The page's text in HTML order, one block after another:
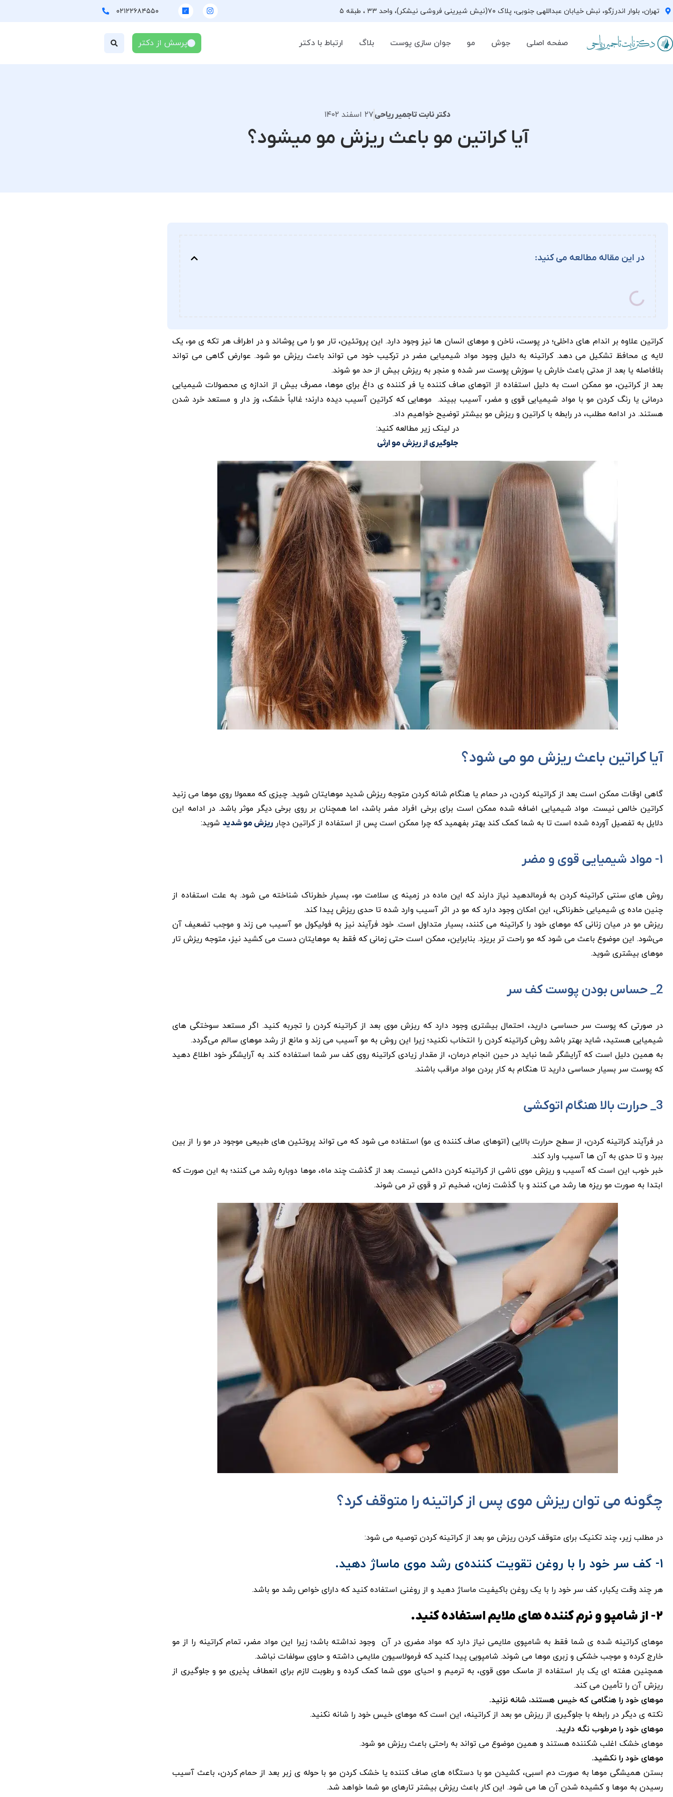
تهران، بلوار اندرزگو، نبش خیابان عبداللهی جنوبی، پلاک ۷۰(نیش شیرینی فروشی نیشکر)، واحد ۳۳ ، طبقه ۵ ۰۲۱۲۲۶۸۴۵۵۰
صفحه اصلی جوش مو جوان سازی پوست بلاگ ارتباط با دکتر پرسش از دکتر
دکتر نابت تاجمیر ریاحی۲۷ اسفند ۱۴۰۲
آیا کراتین مو باعث ریزش مو میشود؟
در این مقاله مطالعه می کنید:
کراتین علاوه بر اندام های داخلی؛ در پوست، ناخن و موهای انسان ها نیز وجود دارد. این پروتئین، تار مو را می پوشاند و در اطراف هر تکه ی مو، یک
لایه ی محافظ تشکیل می دهد. کراتینه به دلیل وجود مواد شیمیایی مضر در ترکیب خود می تواند باعث ریزش مو شود. عوارض گاهی می تواند
بلافاصله یا بعد از مدتی باعث خارش یا سوزش پوست سر شده و منجر به ریزش بیش از حد مو شوند.
بعد از کراتین، مو ممکن است به دلیل استفاده از اتوهای صاف کننده یا فر کننده ی داغ برای موها، مصرف بیش از اندازه ی محصولات شیمیایی
درمانی یا رنگ کردن مو با مواد شیمیایی قوی و مضر، آسیب ببیند. موهایی که کراتین آسیب دیده دارند؛ غالباً خشک، وز دار و مستعد خرد شدن
هستند. در ادامه مطلب، در رابطه با کراتین و ریزش مو بیشتر توضیح خواهیم داد.
در لینک زیر مطالعه کنید:
جلوگیری از ریزش مو ارثی
آیا کراتین باعث ریزش مو می شود؟
گاهی ‌اوقات ممکن است بعد از کراتینه کردن، در حمام یا هنگام شانه کردن متوجه‌ ریزش شدید موهایتان ‌شوید. چیزی که معمولا روی موها می زنید
کراتین خالص نیست. مواد شیمیایی اضافه شده ممکن است برای برخی افراد مضر باشد، اما همچنان بر روی برخی دیگر موثر باشد. در ادامه این
دلایل به تفصیل آورده شده است تا به شما کمک کند بهتر بفهمید که چرا ممکن است پس از استفاده از کراتین دچار ریزش مو شدید شوید:
۱- مواد شیمیایی قوی و مضر
روش ‌های سنتی کراتینه کردن به فرمالدهید نیاز دارند که این ماده در زمینه‌ ی سلامت مو، بسیار خطرناک شناخته می ‌شود. به علت استفاده‌ از
چنین ماده ‌ی شیمیایی خطرناکی، این امکان وجود دارد که مو در اثر آسیب وارد شده تا حدی ریزش پیدا کند.
ریزش مو در میان زنانی که موهای خود را کراتینه می ‌کنند، بسیار متداول است. خود فرآیند نیز به فولیکول مو آسیب می ‌زند و موجب تضعیف آن
می‌شود. این موضوع باعث می ‌شود که مو راحت‌ تر بریزد. بنابراین، ممکن است حتی زمانی که فقط به موهایتان دست می کشید نیز، متوجه ریزش تار
موهای بیشتری شوید.
2_ حساس بودن پوست کف سر
در صورتی که پوست سر حساسی دارید، احتمال بیشتری وجود دارد که ریزش موی بعد از کراتینه کردن را تجربه کنید. اگر مستعد سوختگی ‌های
شیمیایی هستید، شاید بهتر باشد روش کراتینه کردن را انتخاب نکنید؛ زیرا این روش به مو آسیب می‌ زند و مانع از رشد موهای سالم می‌گردد.
به همین دلیل است که آرایشگر شما نباید در حین انجام درمان، از مقدار زیادی کراتینه روی کف سر شما استفاده کند. به آرایشگر خود اطلاع دهید
که پوست سر بسیار حساسی دارید تا هنگام به کار بردن مواد مراقب باشند.
3_ حرارت بالا هنگام اتوکشی
در فرآیند کراتینه کردن، از سطح حرارت بالایی (اتوهای صاف کننده ی مو) استفاده می شود که می ‌تواند پروتئین ‌های طبیعی موجود در مو را از بین
ببرد و تا حدی به آن‌ ها آسیب وارد کند.
خبر خوب این است که آسیب و ریزش موی ناشی از کراتینه کردن دائمی نیست. بعد از گذشت چند ماه، موها دوباره رشد می‌ کنند؛ به این صورت که
ابتدا به صورت مو ریزه ها رشد می کنند و با گذشت زمان، ضخیم‌ تر و قوی ‌تر می ‌شوند.
چگونه می توان ریزش موی پس از کراتینه را متوقف کرد؟
در مطلب زیر، چند تکنیک برای متوقف کردن ریزش مو بعد از کراتینه کردن توصیه می شود:
۱- کف سر خود را با روغن تقویت ‌کننده‌ی رشد موی ماساژ دهید.
هر چند وقت یکبار، کف سر خود را با یک روغن باکیفیت ماساژ دهید و از روغنی استفاده کنید که دارای خواص رشد مو باشد.
۲- از شامپو و نرم کننده های ملایم استفاده کنید.
موهای کراتینه شده ‌ی شما فقط به شامپوی ملایمی نیاز دارد که مواد مضری در آن‌ وجود نداشته باشد؛ زیرا این مواد مضر، تمام کراتینه را از مو
خارج کرده و موجب خشکی و زبری موها می‌ شوند. شامپویی پیدا کنید که فرمولاسیون ملایمی داشته و حاوی سولفات نباشد.
همچنین هفته ای یک بار استفاده از ماسک موی قوی، به ترمیم و احیای موی شما کمک کرده و رطوبت لازم برای انعطاف پذیری مو و جلوگیری از
ریزش آن را تأمین می کند.
موهای خود را هنگامی که خیس هستند، شانه نزنید.
نکته ‌ی دیگر در رابطه با جلوگیری از ریزش مو بعد از کراتینه، این است که موهای خیس خود را شانه نکنید.
موهای خود را مرطوب نگه دارید.
موهای خشک اغلب شکننده هستند و همین موضوع می تواند به راحتی باعث ریزش مو شود.
موهای خود را نکشید.
بستن همیشگی موها به صورت دم اسبی، کشیدن مو با دستگاه‌ های صاف‌ کننده یا خشک کردن مو با حوله ‌ی زبر بعد از حمام کردن، باعث آسیب
رسیدن به موها و کشیده شدن آن ها می ‌شود. این کار باعث ریزش بیشتر تارهای مو شما خواهد شد.